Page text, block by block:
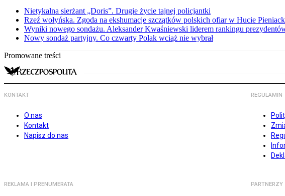
Nietykalna sierżant „Doris”. Drugie życie tajnej policjantki
Rzeź wołyńska. Zgoda na ekshumacje szczątków polskich ofiar w Hucie
Wyniki nowego sondażu. Aleksander Kwaśniewski liderem rankingu
Nowy sondaż partyjny. Co czwarty Polak wciąż nie wybrał
Promowane treści
KONTAKT
O nas
Kontakt
Napisz do nas
REGULAMIN
REKLAMA I PRENUMERATA PARTNERZY